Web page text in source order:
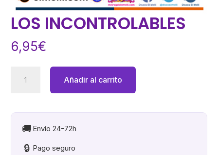
LOS INCONTROLABLES
6,95€
INCONTROLABLES
Añadir al carrito
🚚 Envío 24-72h
🔒 Pago seguro